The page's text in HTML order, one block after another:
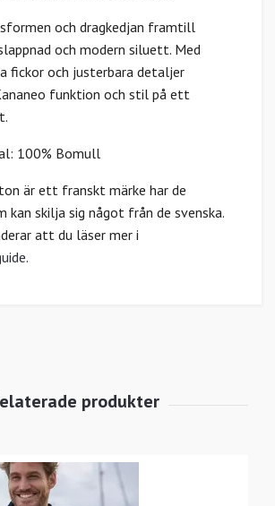
och dragkedjan framtill
och modern siluett. Med
fickor och justerbara detaljer
funktion och stil på ett
100% Bomull
är ett franskt märke har de
kan skilja sig något från de svenska.
att du läser mer i
.